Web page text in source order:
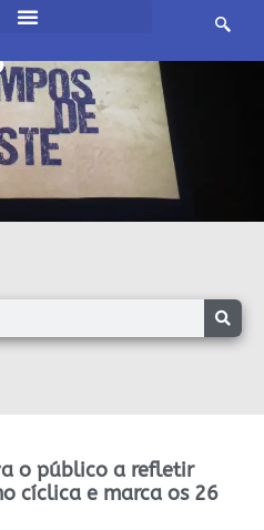
o público a refletir
cíclica e marca os 26